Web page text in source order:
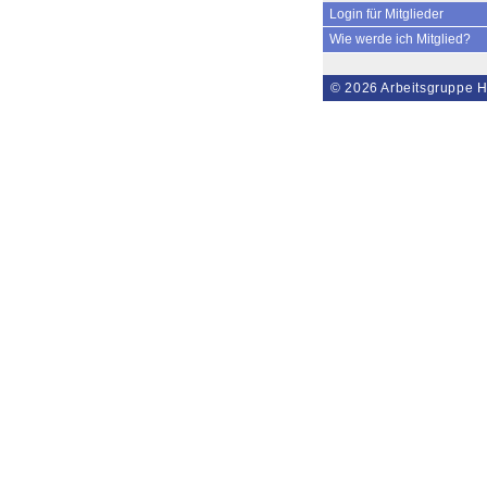
Login für Mitglieder
Wie werde ich Mitglied?
© 2026 Arbeitsgruppe